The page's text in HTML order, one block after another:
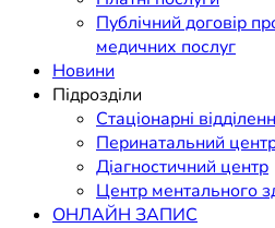
Публічний договір
медичних послуг
Новини
Підрозділи
Стаціонарні
Перинатальний
Діагностичний центр
Центр ментального
ОНЛАЙН ЗАПИС